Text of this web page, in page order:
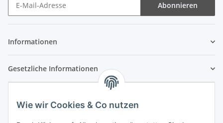
Wie wir Cookies & Co nutzen
Abonnieren
Informationen
Gesetzliche Informationen